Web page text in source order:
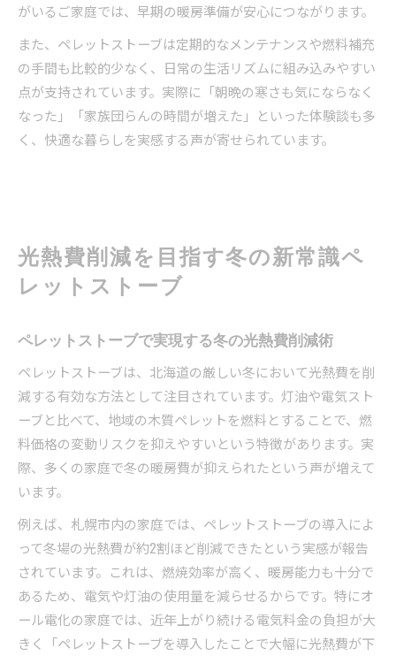
がいるご家庭では、早期の暖房準備が安心につながります。
また、ペレットストーブは定期的なメンテナンスや燃料補充
の手間も比較的少なく、日常の生活リズムに組み込みやすい
点が支持されています。実際に「朝晩の寒さも気にならなく
なった」「家族団らんの時間が増えた」といった体験談も多
く、快適な暮らしを実感する声が寄せられています。
光熱費削減を目指す冬の新常識ペ
レットストーブ
ペレットストーブで実現する冬の光熱費削減術
ペレットストーブは、北海道の厳しい冬において光熱費を削
減する有効な方法として注目されています。灯油や電気スト
ーブと比べて、地域の木質ペレットを燃料とすることで、燃
料価格の変動リスクを抑えやすいという特徴があります。実
際、多くの家庭で冬の暖房費が抑えられたという声が増えて
います。
例えば、札幌市内の家庭では、ペレットストーブの導入によ
って冬場の光熱費が約2割ほど削減できたという実感が報告
されています。これは、燃焼効率が高く、暖房能力も十分で
あるため、電気や灯油の使用量を減らせるからです。特にオ
ール電化の家庭では、近年上がり続ける電気料金の負担が大
きく「ペレットストーブを導入したことで大幅に光熱費が下